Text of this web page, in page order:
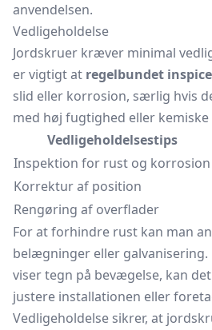
anvendelsen.
Vedligeholdelse
Jordskruer kræver minimal
er vigtigt at regelbundet
slid eller korrosion, særlig hvis
med høj fugtighed eller kemiske
Vedligeholdelsestips
Inspektion for rust og korrosion
Korrektur af position
Rengøring af overflader
For at forhindre rust kan man
belægninger eller
viser tegn på bevægelse, kan
justere installationen eller
Vedligeholdelse sikrer, at